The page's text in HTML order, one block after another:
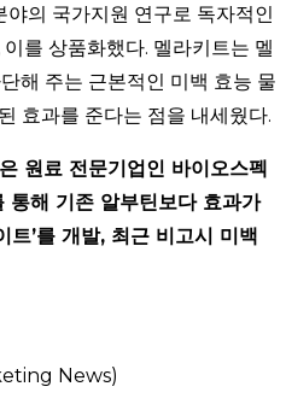
의 국가지원 연구로 독자적인
를 상품화했다. 멜라키트는 멜
해 주는 근본적인 미백 효능 물
효과를 준다는 점을 내세웠다.
원료 전문기업인 바이오스펙
통해 기존 알부틴보다 효과가
트’를 개발, 최근 비고시 미백
News)